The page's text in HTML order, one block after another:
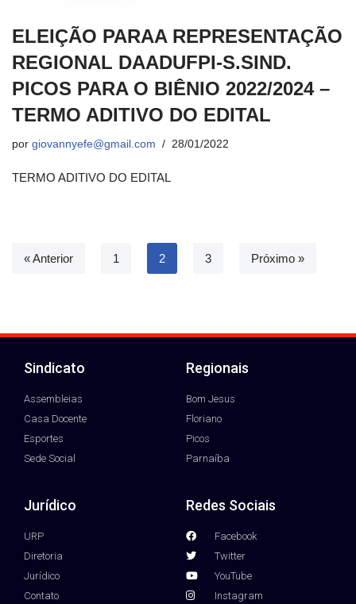
ELEIÇÃO PARAA REPRESENTAÇÃO
REGIONAL DAADUFPI-S.SIND.
PICOS PARA O BIÊNIO 2022/2024 –
TERMO ADITIVO DO EDITAL
por giovannyefe@gmail.com 28/01/2022
TERMO ADITIVO DO EDITAL
« Anterior 1 2 3 Próximo »
Sindicato
Assembleias
Casa Docente
Esportes
Sede Social
Regionais
Bom Jesus
Floriano
Picos
Parnaíba
Jurídico
URP
Diretoria
Jurídico
Contato
Redes Sociais
Facebook
Twitter
YouTube
Instagram